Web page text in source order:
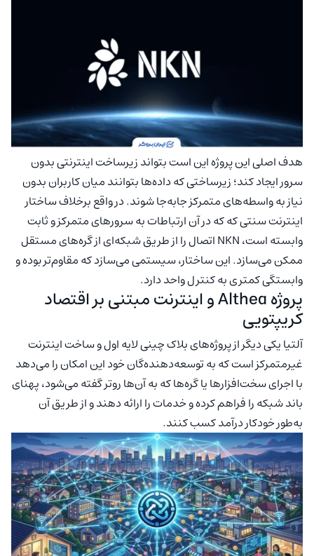
هدف اصلی این پروژه این است بتواند زیرساخت اینترنتی بدون
سرور ایجاد کند؛ زیرساختی که داده‌ها بتوانند میان کاربران بدون
نیاز به واسطه‌های متمرکز جابه‌جا شوند. در واقع برخلاف ساختار
اینترنت سنتی که که در آن ارتباطات به سرورهای متمرکز و ثابت
وابسته است، NKN اتصال را از طریق شبکه‌ای از گره‌های مستقل
ممکن می‌سازد. این ساختار، سیستمی می‌سازد که مقاوم‌تر بوده و
وابستگی کمتری به کنترل واحد دارد.
پروژه Althea و اینترنت مبتنی بر اقتصاد
کریپتویی
آلتیا یکی دیگر از پروژه‌های بلاک چینی لایه اول و ساخت اینترنت
غیرمتمرکز است که به توسعه‌دهنده‌گان خود این امکان را می‌دهد
با اجرای سخت‌افزارها یا گره‌ها که به آن‌ها روتر گفته می‌شود، پهنای
باند شبکه را فراهم کرده و خدمات را ارائه دهند و از طریق آن
به‌طور خودکار درآمد کسب کنند.